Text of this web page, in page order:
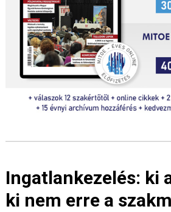
Ingatlankezelés: ki
ki nem erre a